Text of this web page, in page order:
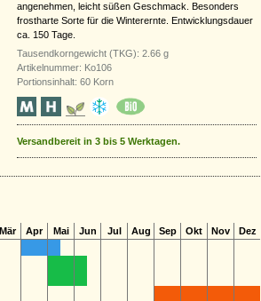
angenehmen, leicht süßen Geschmack. Besonders
frostharte Sorte für die Winterernte. Entwicklungsdauer
ca. 150 Tage.
Tausendkorngewicht (TKG): 2.66 g
Artikelnummer: Ko106
Portionsinhalt: 60 Korn
Versandbereit in 3 bis 5 Werktagen.
Mär Apr Mai Jun Jul Aug Sep Okt Nov
Dez